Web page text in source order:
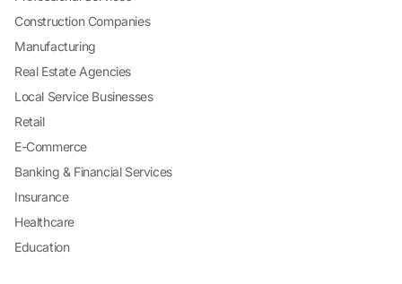
Construction Companies
Manufacturing
Real Estate Agencies
Local Service Businesses
Retail
E-Commerce
Banking & Financial Services
Insurance
Healthcare
Education